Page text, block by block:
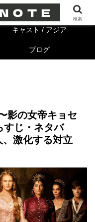
キャスト/海外
キャスト / アジア
ブログ
影の女帝キョセ
すじ・ネタバ
激化する対立
検索